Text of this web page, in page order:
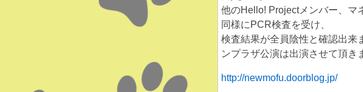
他のHello! Projectメンバー、マ
同様にPCR検査を受け、
検査結果が全員陰性と確認出来
ンプラザ公演は出演させて頂き
http://newmofu.doorblog.jp/